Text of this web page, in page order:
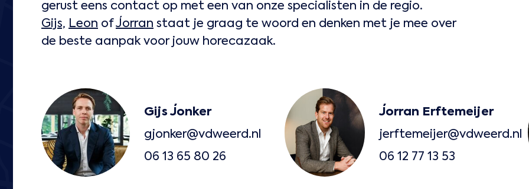
gerust eens contact op met een van onze specialisten in de regio.
Gijs, Leon of Jorran staat je graag te woord en denken met je mee over
de beste aanpak voor jouw horecazaak.
Gijs Jonker
gjonker@vdweerd.nl
06 13 65 80 26
Jorran Erftemeijer
jerftemeijer@vdweerd.nl
06 12 77 13 53